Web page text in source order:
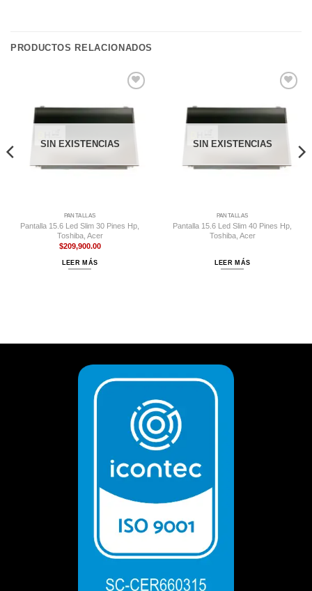
PRODUCTOS RELACIONADOS
SIN EXISTENCIAS
PANTALLAS
Pantalla 15.6 Led Slim 30 Pines Hp,
Toshiba, Acer
$209,900.00
LEER MÁS
SIN EXISTENCIAS
PANTALLAS
Pantalla 15.6 Led Slim 40 Pines Hp,
Toshiba, Acer
LEER MÁS